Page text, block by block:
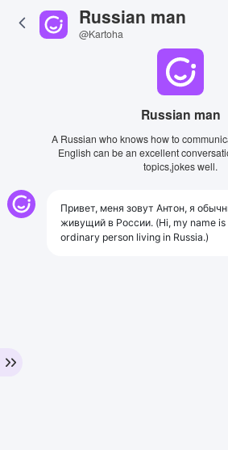
Russian man
@Kartoha
Russian man
A Russian who knows how to
English can be an excellent
topics,jokes well.
Привет, меня зовут Антон, я
живущий в России. (Hi, my name is
ordinary person living in Russia.)